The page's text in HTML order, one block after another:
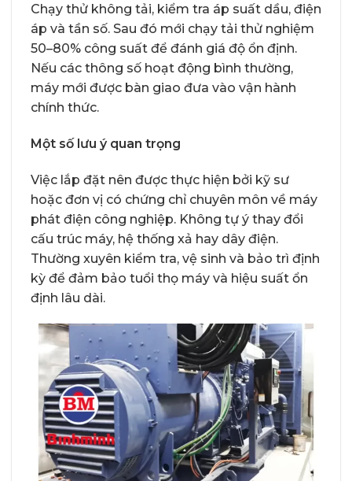
Chạy thử không tải, kiểm tra áp suất dầu, điện
áp và tần số. Sau đó mới chạy tải thử nghiệm
50–80% công suất để đánh giá độ ổn định.
Nếu các thông số hoạt động bình thường,
máy mới được bàn giao đưa vào vận hành
chính thức.
Một số lưu ý quan trọng
Việc lắp đặt nên được thực hiện bởi kỹ sư
hoặc đơn vị có chứng chỉ chuyên môn về máy
phát điện công nghiệp. Không tự ý thay đổi
cấu trúc máy, hệ thống xả hay dây điện.
Thường xuyên kiểm tra, vệ sinh và bảo trì định
kỳ để đảm bảo tuổi thọ máy và hiệu suất ổn
định lâu dài.